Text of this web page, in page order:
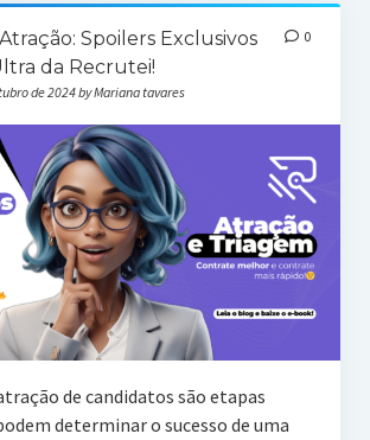
Spoilers Exclusivos
da Recrutei!
de 2024 by Mariana tavares
0
de candidatos são etapas
determinar o sucesso de uma